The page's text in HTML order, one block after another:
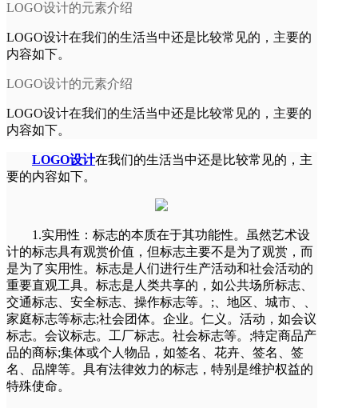
LOGO设计的元素介绍
LOGO设计在我们的生活当中还是比较常见的，主要的
内容如下。
LOGO设计的元素介绍
LOGO设计在我们的生活当中还是比较常见的，主要的
内容如下。
LOGO设计在我们的生活当中还是比较常见的，主
要的内容如下。
1.实用性：标志的本质在于其功能性。虽然艺术设
计的标志具有观赏价值，但标志主要不是为了观赏，而
是为了实用性。标志是人们进行生产活动和社会活动的
重要直观工具。标志是人类共享的，如公共场所标志、
交通标志、安全标志、操作标志等。;、地区、城市、、
家庭标志等标志;社会团体。企业。仁义。活动，如会议
标志。会议标志。工厂标志。社会标志等。;特定商品产
品的商标;集体或个人物品，如签名、花卉、签名、签
名、品牌等。具有法律效力的标志，特别是维护权益的
特殊使命。